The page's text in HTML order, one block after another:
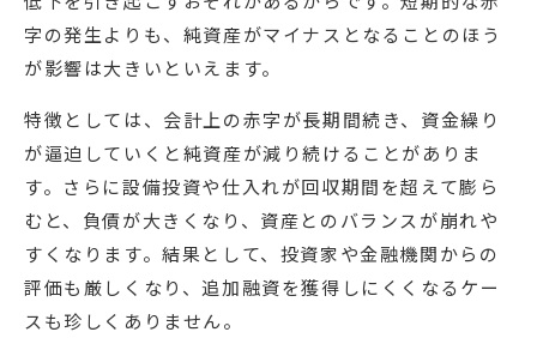
字の発生よりも、純資産がマイナスとなることのほう
が影響は大きいといえます。
特徴としては、会計上の赤字が長期間続き、資金繰り
が逼迫していくと純資産が減り続けることがありま
す。さらに設備投資や仕入れが回収期間を超えて膨ら
むと、負債が大きくなり、資産とのバランスが崩れや
すくなります。結果として、投資家や金融機関からの
評価も厳しくなり、追加融資を獲得しにくくなるケー
スも珍しくありません。